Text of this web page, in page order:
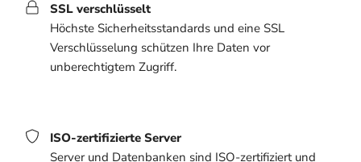
SSL verschlüsselt
Höchste Sicherheitsstandards und eine SSL
Verschlüsselung schützen Ihre Daten vor
unberechtigtem Zugriff.
ISO-zertifizierte Server
Server und Datenbanken sind ISO-zertifiziert und